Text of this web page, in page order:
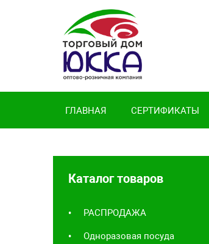
ГЛАВНАЯ СЕРТИФИКАТЫ
Каталог товаров
РАСПРОДАЖА
Одноразовая посуда